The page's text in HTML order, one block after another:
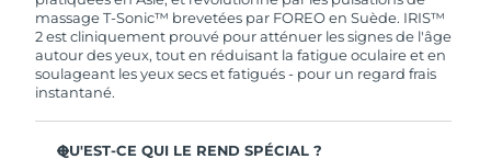
de garantie limitée, FOREO vous remplace ce
dernier gratuitement.
massage T-Sonic™ brevetées par FOREO en Suède. IRIS™
2 est cliniquement prouvé pour atténuer les signes de l'âge
autour des yeux, tout en réduisant la fatigue oculaire et en
soulageant les yeux secs et fatigués - pour un regard frais
instantané.
QU'EST-CE QUI LE REND SPÉCIAL ?